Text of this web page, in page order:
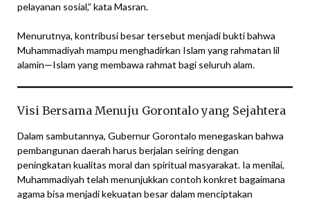
pelayanan sosial,” kata Masran.
Menurutnya, kontribusi besar tersebut menjadi bukti bahwa
Muhammadiyah mampu menghadirkan Islam yang rahmatan lil
alamin—Islam yang membawa rahmat bagi seluruh alam.
Visi Bersama Menuju Gorontalo yang Sejahtera
Dalam sambutannya, Gubernur Gorontalo menegaskan bahwa
pembangunan daerah harus berjalan seiring dengan
peningkatan kualitas moral dan spiritual masyarakat. Ia menilai,
Muhammadiyah telah menunjukkan contoh konkret bagaimana
agama bisa menjadi kekuatan besar dalam menciptakan